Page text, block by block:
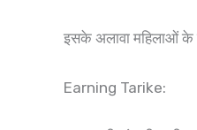
इसके अलावा महिलाओं
Earning Tarike: